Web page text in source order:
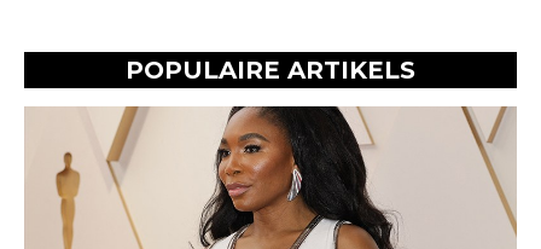
POPULAIRE ARTIKELS